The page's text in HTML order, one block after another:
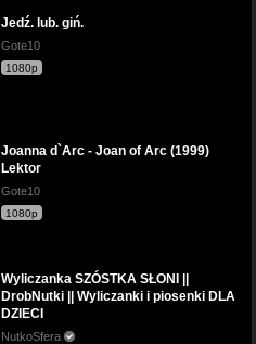
Jedź. lub. giń.
Gote10
1080p
Joanna d`Arc - Joan of Arc (1999)
Lektor
Gote10
1080p
Wyliczanka SZÓSTKA SŁONI ||
DrobNutki || Wyliczanki i piosenki DLA
DZIECI
NutkoSfera